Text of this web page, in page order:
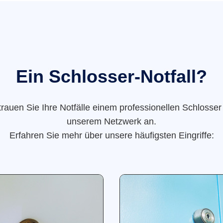
Ein Schlosser-Notfall?
Sie Ihre Notfälle einem professionellen
unserem Netzwerk an.
Erfahren Sie mehr über unsere häufigsten Eingriffe: